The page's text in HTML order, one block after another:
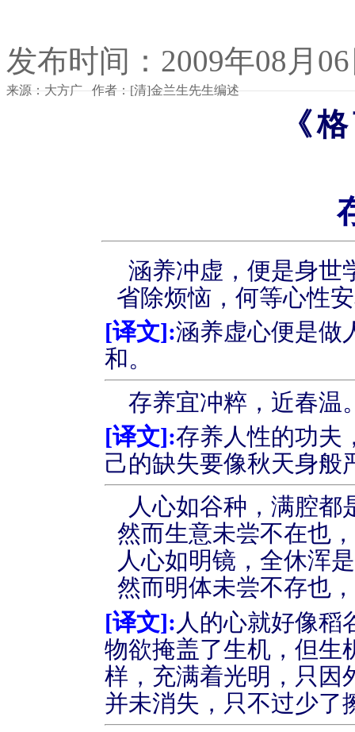
发布时间：2009年08月
来源：大方广 作者：[清]金兰生先生编述
《
涵养冲虚，便是身世
省除烦恼，何等心性
[译文]:涵养虚心便是做
和。
存养宜冲粹，近春温
[译文]:存养人性的功夫
己的缺失要像秋天身般
人心如谷种，满腔都
然而生意未尝不在也
人心如明镜，全休浑
然而明体未尝不存也
[译文]: 人的心就好像稻
物欲掩盖了生机，但生
样，充满着光明，只因
并未消失，只不过少了